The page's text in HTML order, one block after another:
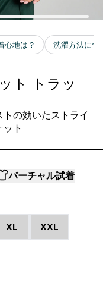
ト トラッ
の効いたストライ
ト
バーチャル試着
XL XXL